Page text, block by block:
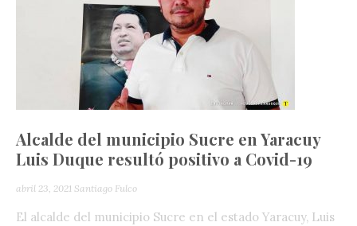
Alcalde del municipio Sucre en Yaracuy
Luis Duque resultó positivo a Covid-19
abril 23, 2021 Santiago Fulco
El alcalde del municipio Sucre en el estado Yaracuy, Luis